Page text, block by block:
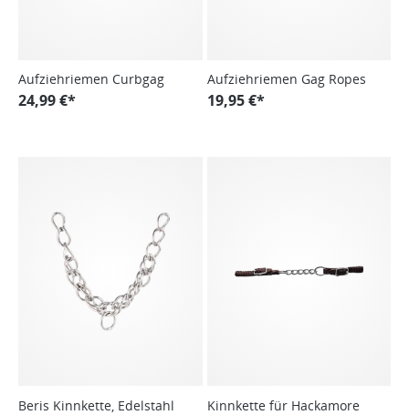
Aufziehriemen Curbgag
24,99 €*
Aufziehriemen Gag Ropes
19,95 €*
Beris Kinnkette, Edelstahl Kinnkette für Hackamore